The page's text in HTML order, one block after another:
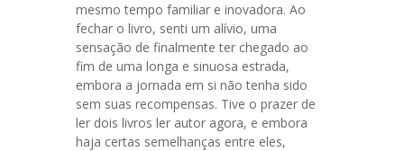
mesmo tempo familiar e inovadora. Ao
fechar o livro, senti um alívio, uma
sensação de finalmente ter chegado ao
fim de uma longa e sinuosa estrada,
embora a jornada em si não tenha sido
sem suas recompensas. Tive o prazer de
ler dois livros ler autor agora, e embora
haja certas semelhanças entre eles,